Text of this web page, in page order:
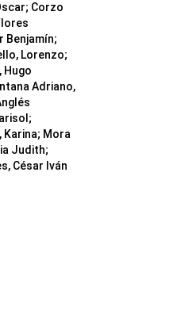
; Corzo
Benjamín;
Lorenzo;
Hugo
Adriano,
;
Karina; Mora
Judith;
César Iván